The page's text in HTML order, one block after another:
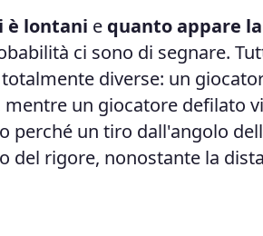
è lontani e quanto appare
ci sono di segnare.
diverse: un
un giocatore defilato
perché un tiro dall'angolo
del rigore, nonostante la